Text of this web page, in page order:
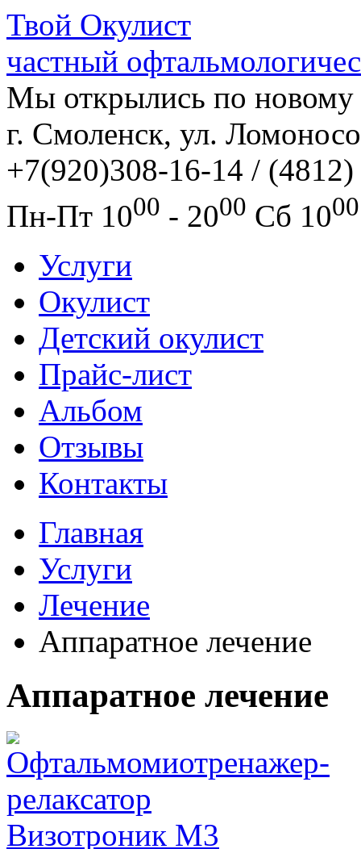
Твой Окулист
частный
Мы открылись по новому
г. Смоленск, ул.
+7(920)308-16-14 /
Пн-Пт 1000 - 2000 Сб 1000
Услуги
Окулист
Детский окулист
Прайс-лист
Альбом
Отзывы
Контакты
Главная
Услуги
Лечение
Аппаратное лечение
Аппаратное лечение